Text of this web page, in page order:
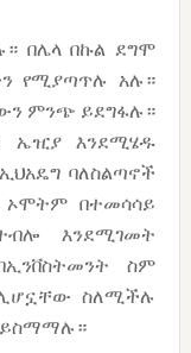
በሌላ በኩል ደግሞ
የሚያጣጥሉ አሉ።
ምንጭ ይደግፋሉ።
ኤዢያ እንደሚሄዱ
ባለስልጣኖች
ኦሞትም በተመሳሳይ
እንደሚገመት
ስም
ስለሚችሉ